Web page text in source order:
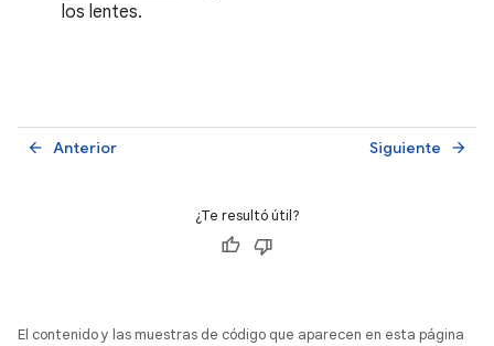
los lentes.
Anterior
arrow_back Siguiente arrow_forward
¿Te resultó útil?
El contenido y las muestras de código que aparecen en esta página